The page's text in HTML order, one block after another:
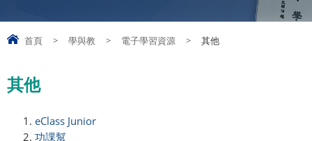
首頁 > 學與教 > 電子學習資源 > 其他
其他
eClass Junior
功課幫